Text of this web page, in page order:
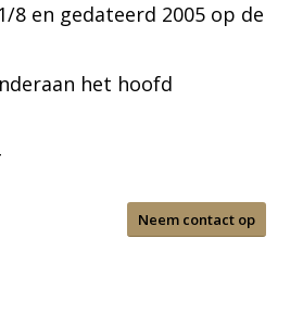
8 en gedateerd 2005 op de
het hoofd
Neem contact op